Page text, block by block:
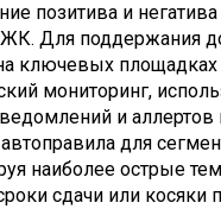
позитива и
Для поддержания
ключевых
мониторинг,
и аллертов
для
наиболее острые
сдачи или косяки